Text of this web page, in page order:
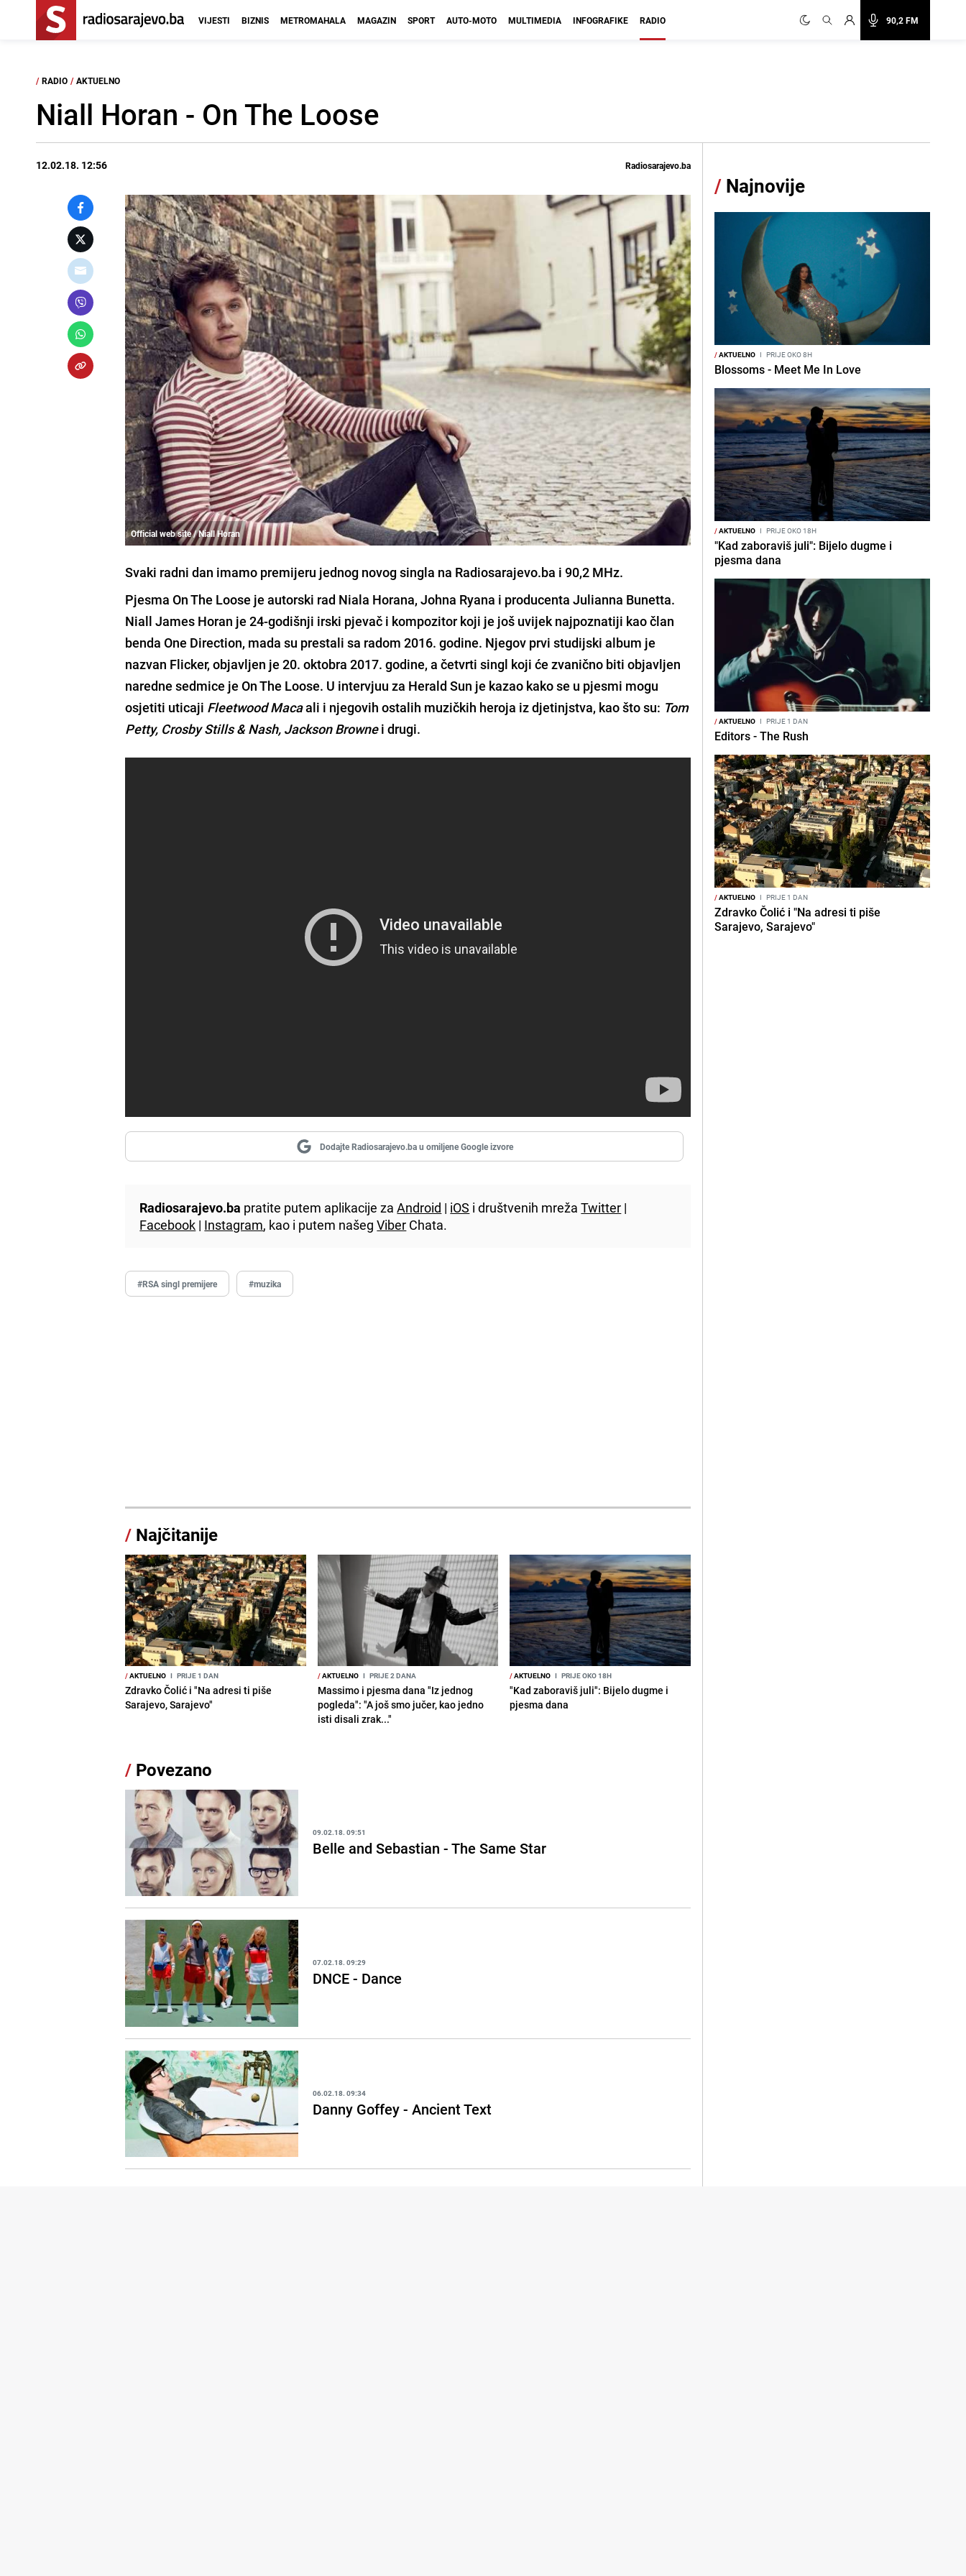
90,2 FM
VIJESTI BIZNIS METROMAHALA MAGAZIN SPORT AUTO-MOTO MULTIMEDIA INFOGRAFIKE RADIO
/ RADIO / AKTUELNO
Niall Horan - On The Loose
12.02.18. 12:56 Radiosarajevo.ba
Official web site / Niall Horan
Svaki radni dan imamo premijeru jednog novog singla na Radiosarajevo.ba i 90,2 MHz.
PjesmaOn The Loose je autorski rad Niala Horana,Johna Ryana i producentaJulianna Bunetta.
Niall James Horan je 24-godišnji irski pjevač i kompozitor koji je još uvijek najpoznatiji kao član
bendaOne Direction, mada su prestali sa radom 2016. godine. Njegov prvi studijski album je
nazvan Flicker, objavljen je 20. oktobra 2017. godine, a četvrti singl koji će zvanično biti objavljen
naredne sedmice jeOn The Loose. U intervjuu za Herald Sun je kazao kako se u pjesmi mogu
osjetiti uticaji Fleetwood Macaali i njegovih ostalih muzičkih heroja iz djetinjstva, kao što su: Tom
Petty, Crosby Stills & Nash, Jackson Brownei drugi.
Dodajte Radiosarajevo.ba u omiljene Google izvore
Radiosarajevo.ba pratite putem aplikacije zaAndroid | iOS i društvenih mrežaTwitter |
Facebook | Instagram, kao i putem našegViber Chata.
#RSA singl premijere #muzika
/ Najčitanije
/AKTUELNO I PRIJE 1 DAN
Zdravko Čolić i "Na adresi ti piše
Sarajevo, Sarajevo"
/AKTUELNO I PRIJE 2 DANA
Massimo i pjesma dana "Iz jednog
pogleda": "A još smo jučer, kao jedno
isti disali zrak..."
/AKTUELNO I PRIJE OKO 18H
"Kad zaboraviš juli": Bijelo dugme i
pjesma dana
/ Povezano
09.02.18. 09:51
Belle and Sebastian - The Same Star
07.02.18. 09:29
DNCE - Dance
06.02.18. 09:34
Danny Goffey - Ancient Text
/ Najnovije
/AKTUELNO I PRIJE OKO 8H
Blossoms - Meet Me In Love
/AKTUELNO I PRIJE OKO 18H
"Kad zaboraviš juli": Bijelo dugme i
pjesma dana
/AKTUELNO I PRIJE 1 DAN
Editors - The Rush
/AKTUELNO I PRIJE 1 DAN
Zdravko Čolić i "Na adresi ti piše
Sarajevo, Sarajevo"